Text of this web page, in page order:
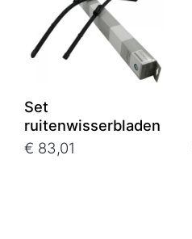
Set
ruitenwisserbladen
€ 83,01